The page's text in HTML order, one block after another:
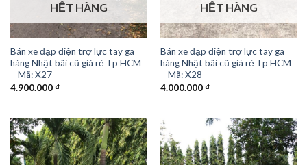
HẾT HÀNG
Bán xe đạp điện trợ lực tay ga
hàng Nhật bãi cũ giá rẻ Tp HCM
– Mã: X27
4.900.000₫
HẾT HÀNG
Bán xe đạp điện trợ lực tay ga
hàng Nhật bãi cũ giá rẻ Tp HCM
– Mã: X28
4.000.000₫